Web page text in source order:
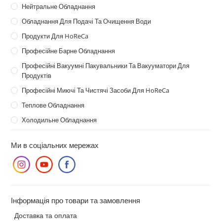
Нейтральне Обладнання
Обладнання Для Подачі Та Очищення Води
Продукти Для HoReCa
Професійне Барне Обладнання
Професійні Вакуумні Пакувальники Та Вакууматори Для
Продуктів
Професійні Миючі Та Чистячі Засоби Для HoReCa
Теплове Обладнання
Холодильне Обладнання
Ми в соціальних мережах
Інформація про товари та замовлення
Доставка та оплата